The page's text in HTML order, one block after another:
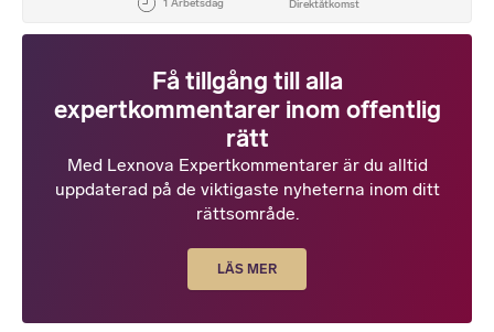
Få tillgång till alla
expertkommentarer inom offentlig
rätt
Med Lexnova Expertkommentarer är du alltid
uppdaterad på de viktigaste nyheterna inom ditt
rättsområde.
LÄS MER